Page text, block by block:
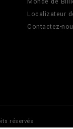
Localizateur
Contactez-
réservés